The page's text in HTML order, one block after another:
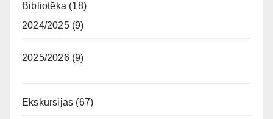
Bibliotēka (18)
2024/2025(9)
2025/2026(9)
Ekskursijas (67)